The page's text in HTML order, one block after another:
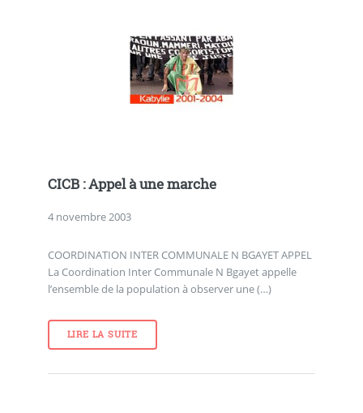
CICB : Appel à une marche
4 novembre 2003
COORDINATION INTER COMMUNALE N BGAYET APPEL
La Coordination Inter Communale N Bgayet appelle
l’ensemble de la population à observer une (…)
LIRE LA SUITE